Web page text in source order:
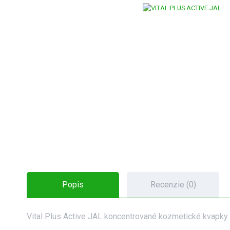
Popis Recenzie (0)
Vital Plus Active JAL koncentrované kozmetické